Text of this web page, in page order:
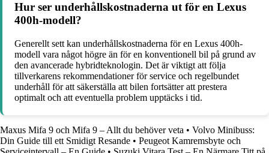
Hur ser underhållskostnaderna ut för en Lexus
400h-modell?
Generellt sett kan underhållskostnaderna för en Lexus 400h-
modell vara något högre än för en konventionell bil på grund av
den avancerade hybridteknologin. Det är viktigt att följa
tillverkarens rekommendationer för service och regelbundet
underhåll för att säkerställa att bilen fortsätter att prestera
optimalt och att eventuella problem upptäcks i tid.
Maxus Mifa 9 och Mifa 9 – Allt du behöver veta • Volvo Minibuss:
Din Guide till ett Smidigt Resande • Peugeot Kamremsbyte och